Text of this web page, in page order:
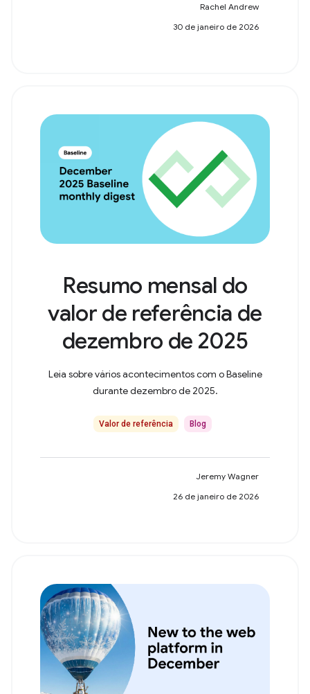
Rachel Andrew
30 de janeiro de 2026
Resumo mensal do
valor de referência de
dezembro de 2025
Leia sobre vários acontecimentos com o Baseline
durante dezembro de 2025.
Valor de referência Blog
Jeremy Wagner
26 de janeiro de 2026